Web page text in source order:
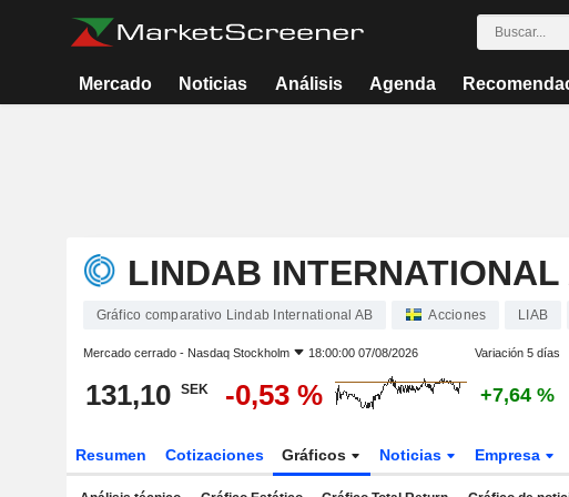
Mercado Noticias Análisis Agenda
LINDAB INTERNATIONAL
Gráfico comparativo Lindab International AB Acciones LIAB
Mercado cerrado - Nasdaq Stockholm 18:00:00 07/08/2026 Variación 5 días
131,10 SEK -0,53 % +7,64 %
Resumen Cotizaciones Gráficos Noticias Empresa